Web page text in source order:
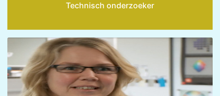
Technisch onderzoeker